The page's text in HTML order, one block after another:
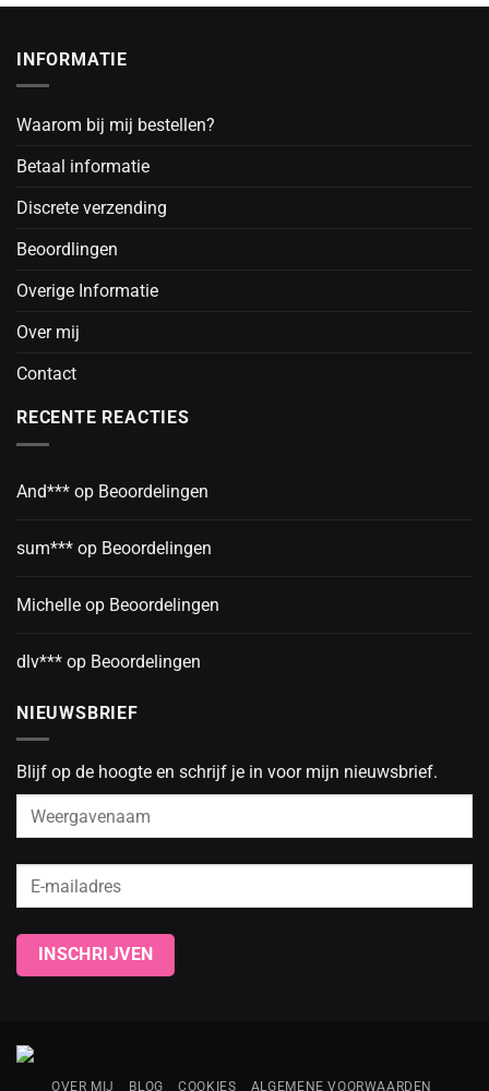
INFORMATIE
Waarom bij mij bestellen?
Betaal informatie
Discrete verzending
Beoordlingen
Overige Informatie
Over mij
Contact
RECENTE REACTIES
And*** op Beoordelingen
sum*** op Beoordelingen
Michelle op Beoordelingen
dlv*** op Beoordelingen
NIEUWSBRIEF
Blijf op de hoogte en schrijf je in voor mijn nieuwsbrief.
OVER MIJ BLOG COOKIES ALGEMENE VOORWAARDEN